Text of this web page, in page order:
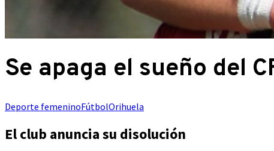
Se apaga el sueño del
Deporte femeninoFútbolOrihuela
El club anuncia su disolución